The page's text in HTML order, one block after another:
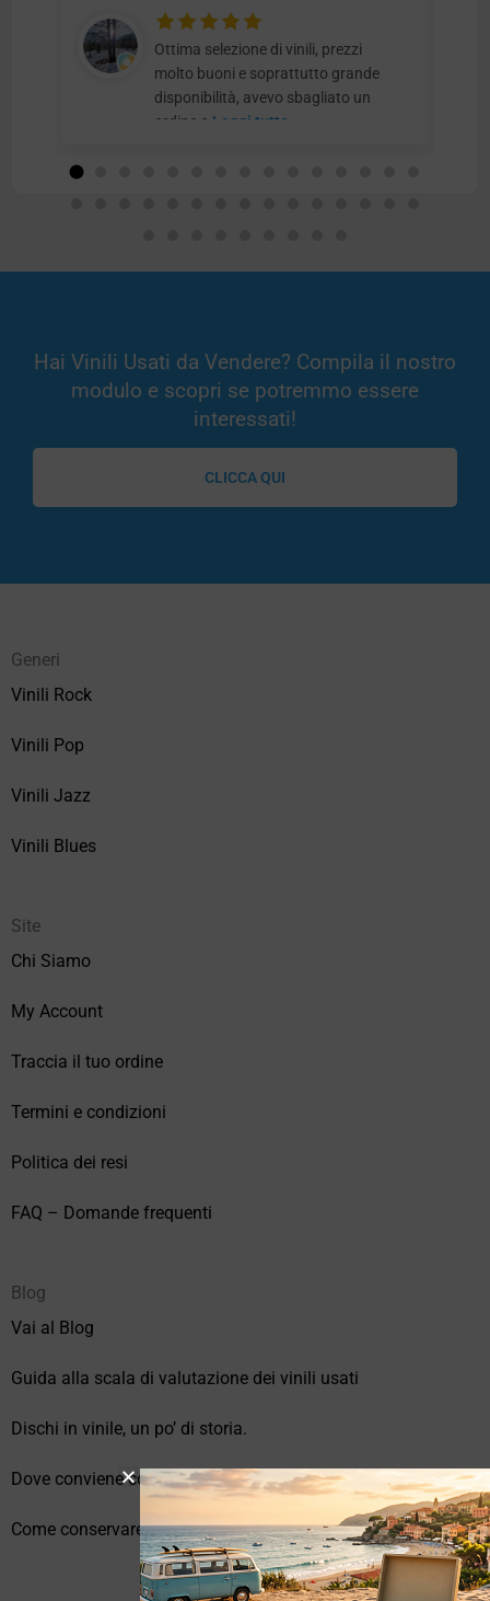
Ottima selezione di vinili, prezzi
molto buoni e soprattutto grande
disponibilità, avevo sbagliato un
ordine e Leggi tutto
Hai Vinili Usati da Vendere? Compila il nostro
modulo e scopri se potremmo essere
interessati!
CLICCA QUI
Generi
Vinili Rock
Vinili Pop
Vinili Jazz
Vinili Blues
Site
Chi Siamo
My Account
Traccia il tuo ordine
Termini e condizioni
Politica dei resi
FAQ – Domande frequenti
Blog
Vai al Blog
Guida alla scala di valutazione dei vinili usati
Dischi in vinile, un po’ di storia.
Dove conviene comprare vinili online?
Come conservare correttamente i vinili usati